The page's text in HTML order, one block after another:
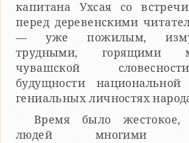
капитана Ухсая со
перед деревенскими
— уже пожилым,
трудными, горящими
чувашской
будущности
гениальных личностях
Время было жестокое,
людей многими страданиями,